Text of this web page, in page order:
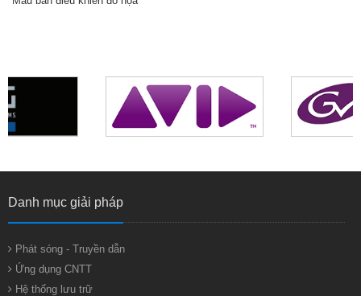
Danh mục giải pháp
Phát sóng - Truyền dẫn
Ứng dụng CNTT
Hệ thống lưu trữ